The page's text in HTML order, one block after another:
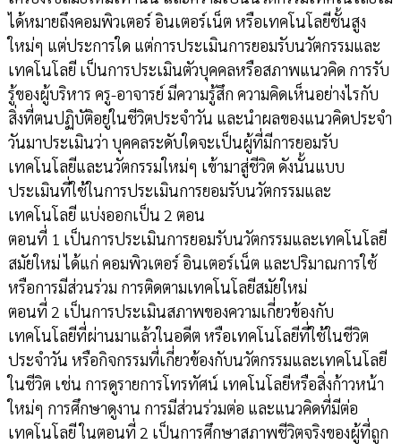
ได้หมายถึงคอมพิวเตอร์ อินเตอร์เน็ต หรือเทคโนโลยีชั้นสูง
ใหม่ๆ แต่ประการใด แต่การประเมินการยอมรับนวัตกรรมและ
เทคโนโลยี เป็นการประเมินตัวบุคคลหรือสภาพแนวคิด การรับ
รู้ของผู้บริหาร ครู-อาจารย์ มีความรู้สึก ความคิดเห็นอย่างไรกับ
สิ่งที่ตนปฏิบัติอยู่ในชีวิตประจำวัน และนำผลของแนวคิดประจำ
วันมาประเมินว่า บุคคลระดับใดจะเป็นผู้ที่มีการยอมรับ
เทคโนโลยีและนวัตกรรมใหม่ๆ เข้ามาสู่ชีวิต ดังนั้นแบบ
ประเมินที่ใช้ในการประเมินการยอมรับนวัตกรรมและ
เทคโนโลยี แบ่งออกเป็น 2 ตอน
ตอนที่ 1 เป็นการประเมินการยอมรับนวัตกรรมและเทคโนโลยี
สมัยใหม่ ได้แก่ คอมพิวเตอร์ อินเตอร์เน็ต และปริมาณการใช้
หรือการมีส่วนร่วม การติดตามเทคโนโลยีสมัยใหม่
ตอนที่ 2 เป็นการประเมินสภาพของความเกี่ยวข้องกับ
เทคโนโลยีที่ผ่านมาแล้วในอดีต หรือเทคโนโลยีที่ใช้ในชีวิต
ประจำวัน หรือกิจกรรมที่เกี่ยวข้องกับนวัตกรรมและเทคโนโลยี
ในชีวิต เช่น การดูรายการโทรทัศน์ เทคโนโลยีหรือสิ่งก้าวหน้า
ใหม่ๆ การศึกษาดูงาน การมีส่วนร่วมต่อ และแนวคิดที่มีต่อ
เทคโนโลยี ในตอนที่ 2 เป็นการศึกษาสภาพชีวิตจริงของผู้ที่ถูก